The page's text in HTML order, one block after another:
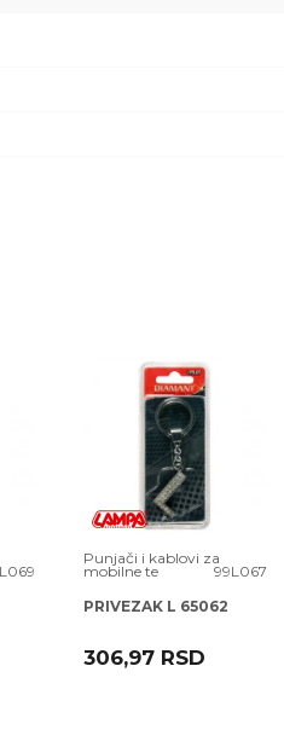
Punjači i kablovi za
mobilne te
99L067
PRIVEZAK L 65062
306,97 RSD